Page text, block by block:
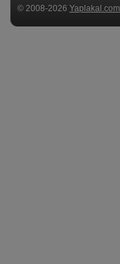
© 2008-2026 Yaplakal.com
соглашения.